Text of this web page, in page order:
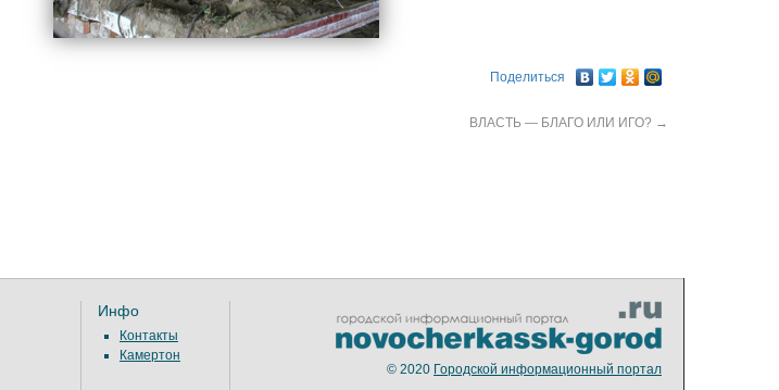
Поделиться
ВЛАСТЬ — БЛАГО ИЛИ ИГО? →
Инфо
Контакты
Камертон
© 2020 Городской информационный портал